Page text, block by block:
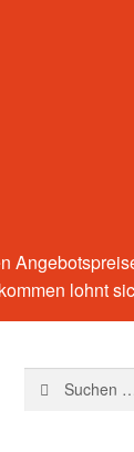
lohnt
Suchen
nach: